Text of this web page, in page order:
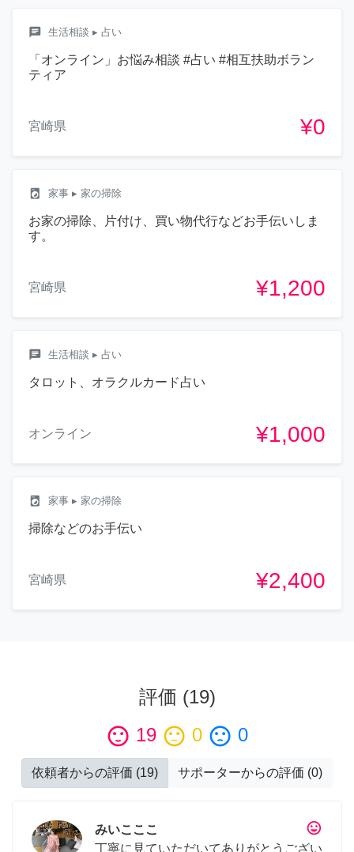
chat 生活相談 ▸ 占い
「オンライン」お悩み相談 #占い #相互扶助ボラン
ティア
宮崎県 ¥0
local_laundry_service 家事 ▸ 家の掃除
お家の掃除、片付け、買い物代行などお手伝いしま
す。
宮崎県 ¥1,200
chat 生活相談 ▸ 占い
タロット、オラクルカード占い
オンライン ¥1,000
local_laundry_service 家事 ▸ 家の掃除
掃除などのお手伝い
宮崎県 ¥2,400
評価 (19)
sentiment_satisfied 19 sentiment_neutral 0 sentiment_dissatisfied 0
依頼者からの評価 (19) サポーターからの評価 (0)
tag_faces
みいこここ
丁寧に見ていただいてありがとうござい